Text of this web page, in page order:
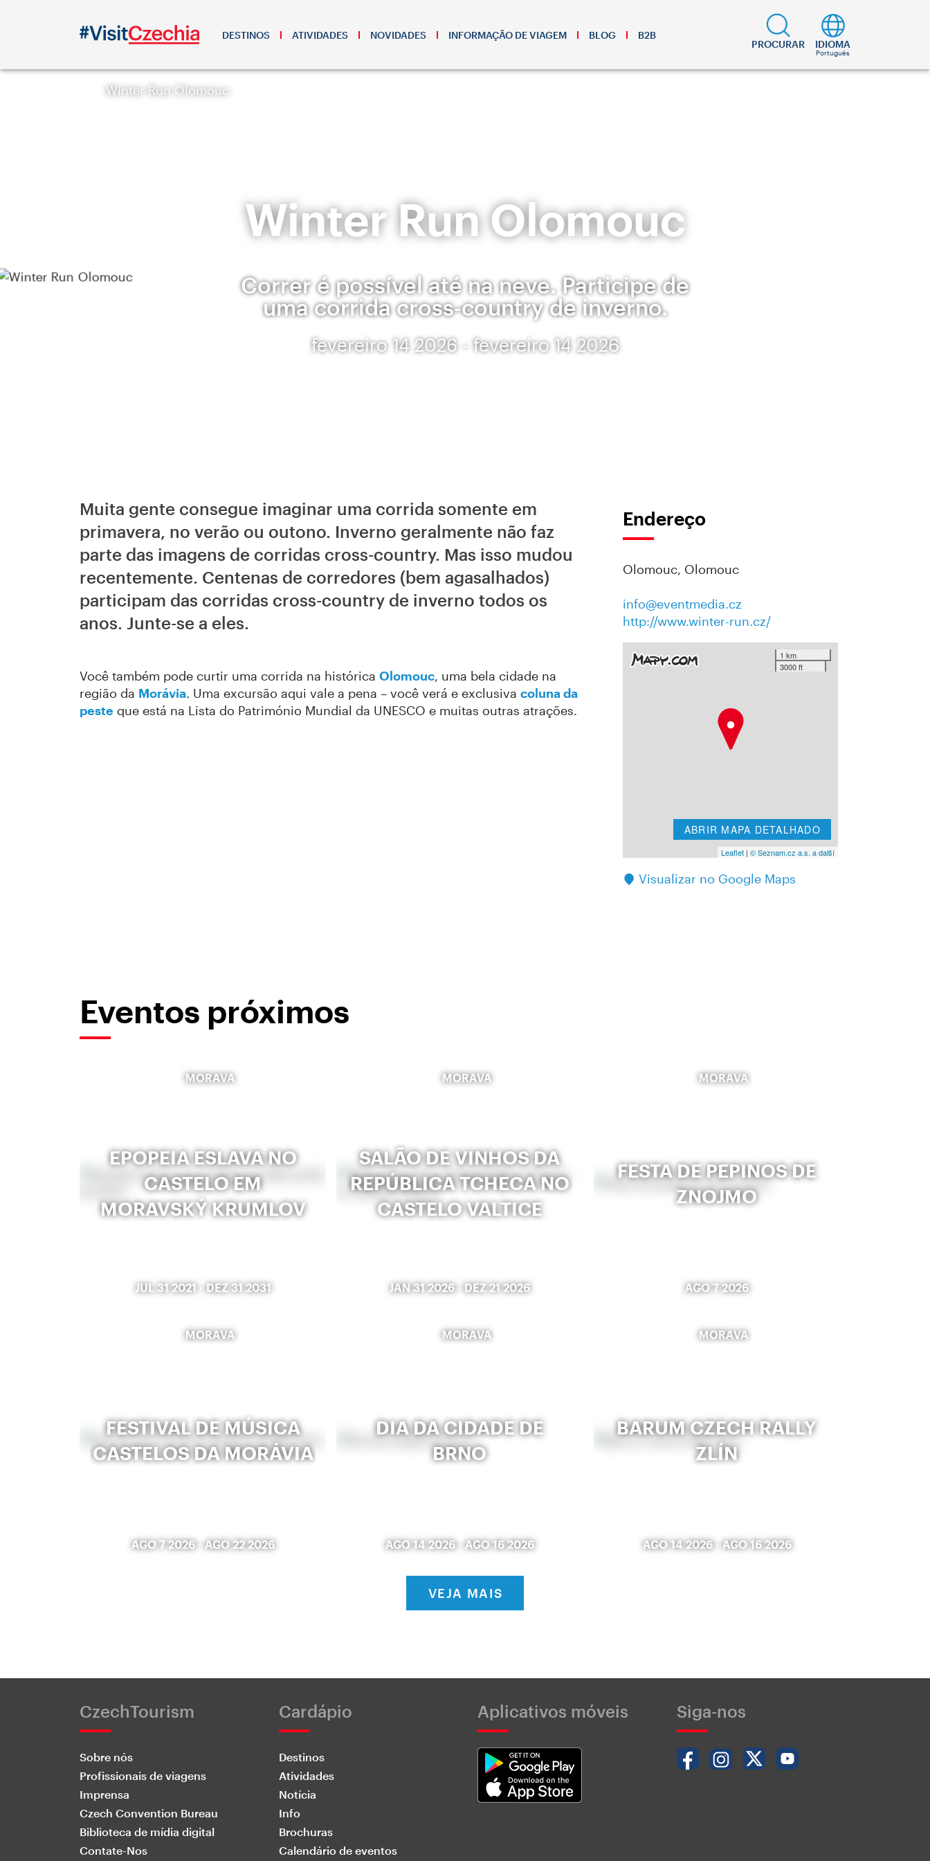
DESTINOS ATIVIDADES NOVIDADES INFORMAÇÃO DE VIAGEM BLOG B2B
PROCURAR IDIOMA
Português
Winter Run Olomouc
Winter Run Olomouc
Correr é possível até na neve. Participe de
uma corrida cross-country de inverno.
fevereiro 14 2026 - fevereiro 14 2026
Muita gente consegue imaginar uma corrida somente em
primavera, no verão ou outono. Inverno geralmente não faz
parte das imagens de corridas cross-country. Mas isso mudou
recentemente. Centenas de corredores (bem agasalhados)
participam das corridas cross-country de inverno todos os
anos. Junte-se a eles.
Você também pode curtir uma corrida na histórica Olomouc, uma bela cidade na
região da Morávia. Uma excursão aqui vale a pena – você verá e exclusiva coluna da
peste que está na Lista do Património Mundial da UNESCO e muitas outras atrações.
Endereço
Olomouc, Olomouc
info@eventmedia.cz
http://www.winter-run.cz/
1 km
3000 ft
ABRIR MAPA DETALHADO
Leaflet| © Seznam.cz a.s. a další
Visualizar no Google Maps
Eventos próximos
MORAVA
EPOPEIA ESLAVA NO
CASTELO EM
MORAVSKÝ KRUMLOV
JUL 31 2021 DEZ 31 2031
MORAVA
SALÃO DE VINHOS DA
REPÚBLICA TCHECA NO
CASTELO VALTICE
JAN 31 2026 DEZ 21 2026
MORAVA
FESTA DE PEPINOS DE
ZNOJMO
AGO 7 2026
MORAVA
FESTIVAL DE MÚSICA
CASTELOS DA MORÁVIA
AGO 7 2026- AGO 22 2026
MORAVA
DIA DA CIDADE DE
BRNO
AGO 14 2026- AGO 16 2026
MORAVA
BARUM CZECH RALLY
ZLÍN
AGO 14 2026- AGO 16 2026
VEJA MAIS
CzechTourism
Sobre nós
Profissionais de viagens
Imprensa
Czech Convention Bureau
Biblioteca de mídia digital
Contate-Nos
Cardápio
Destinos
Atividades
Notícia
Info
Brochuras
Calendário de eventos
Aplicativos móveis Siga-nos